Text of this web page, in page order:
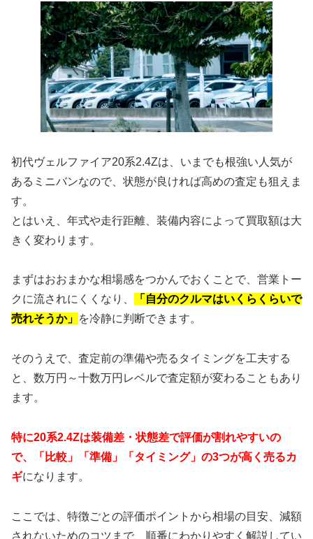
初代ヴェルファイア20系2.4Zは、いまでも根強い人気が
あるミニバンなので、状態が良ければ高めの査定も狙えま
す。
とはいえ、年式や走行距離、装備内容によって買取額は大
きく変わります。
まずはおおまかな相場感をつかんでおくことで、営業トー
クに流されにくくなり、
「自分のクルマはいくらくらいで
売れそうか」 を冷静に判断できます。
そのうえで、査定前の準備や売るタイミングを工夫する
と、数万円～十数万円レベルで査定額が変わることもあり
ます。
特に20系2.4Zは装備差・状態差で評価が割れやすいの
で、「比較」「準備」「タイミング」の3つが高く売るカ
ギになります。
ここでは、特徴ごとの評価ポイントから相場の目安、減額
されないためのコツまで、順番にわかりやすく解説してい